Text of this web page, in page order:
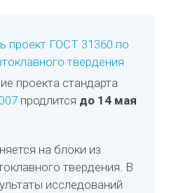
проект ГОСТ 31360 по
твердения
проекта стандарта
продлится до 14 мая
на блоки из
твердения. В
исследований